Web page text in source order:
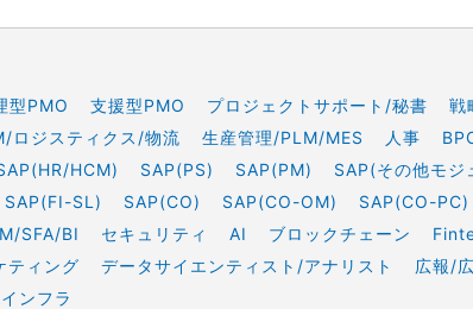
型PMO 支援型PMO プロジェクトサポート/秘書 戦
ロジスティクス/物流 生産管理/PLM/MES 人事
HCM) SAP(PS) SAP(PM) SAP(その他モジ
SAP(FI-SL) SAP(CO) SAP(CO-OM) SAP(CO-PC)
SFA/BI セキュリティ AI ブロックチェーン
ティング データサイエンティスト/アナリスト 広報/
インフラ